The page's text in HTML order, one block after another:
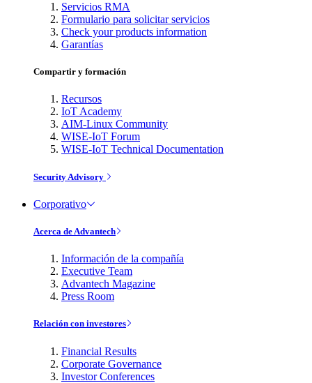
Servicios RMA
Formulario para solicitar servicios
Check your products information
Garantías
Compartir y formación
Recursos
IoT Academy
AIM-Linux Community
WISE-IoT Forum
WISE-IoT Technical Documentation
Security Advisory
Corporativo
Acerca de Advantech
Información de la compañía
Executive Team
Advantech Magazine
Press Room
Relación con investores
Financial Results
Corporate Governance
Investor Conferences